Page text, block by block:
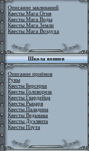
Описание заклинаний
Квесты Мага Огня
Квесты Мага Воды
Квесты Мага Земли
Квесты Мага Воздуха
Школа воинов
Описание приёмов
Руны
Квесты Берсерка
Квесты Головореза
Квесты Гвардейца
Квесты Рыцаря
Квесты Паладина
Квесты Ведьмака
Квесты Дуэлянта
Квесты Плута